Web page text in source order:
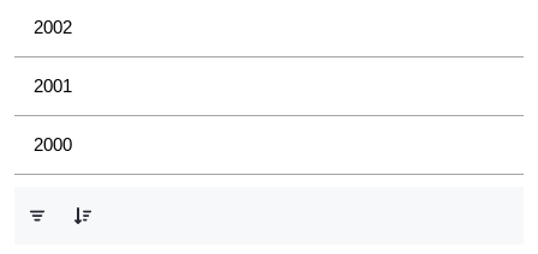
2002
2001
2000